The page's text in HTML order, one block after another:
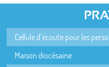
Cellule d'écoute pour les
Maison diocésaine